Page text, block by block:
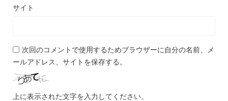
サイト
次回のコメントで使用するためブラウザーに自分の名前、メ
ールアドレス、サイトを保存する。
上に表示された文字を入力してください。